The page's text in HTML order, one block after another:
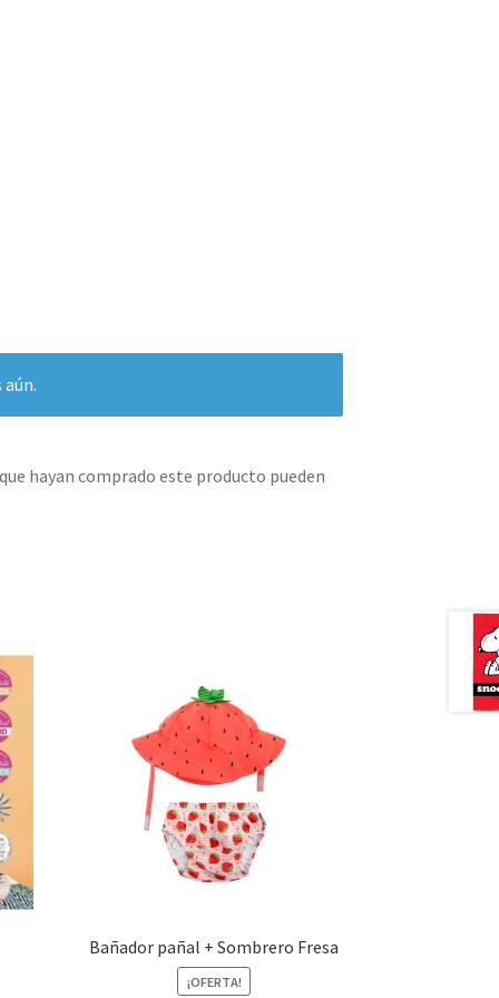
hayan comprado este producto pueden
Bañador pañal + Sombrero Fresa
¡OFERTA!